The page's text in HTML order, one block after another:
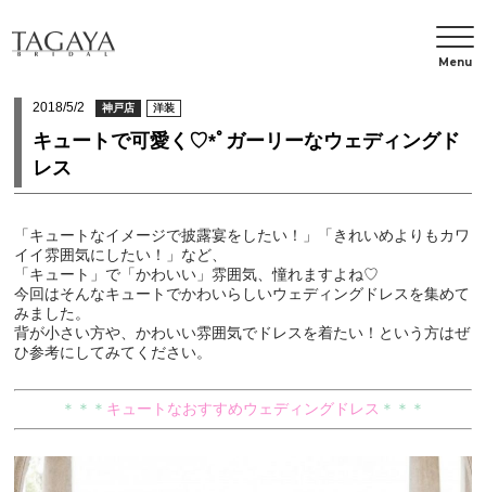
Menu
2018/5/2 神戸店 洋装
キュートで可愛く♡*ﾟガーリーなウェディングド
レス
「キュートなイメージで披露宴をしたい！」「きれいめよりもカワ
イイ雰囲気にしたい！」など、
「キュート」で「かわいい」雰囲気、憧れますよね♡
今回はそんなキュートでかわいらしいウェディングドレスを集めて
みました。
背が小さい方や、かわいい雰囲気でドレスを着たい！という方はぜ
ひ参考にしてみてください。
＊＊＊ キュートなおすすめウェディングドレス ＊＊＊